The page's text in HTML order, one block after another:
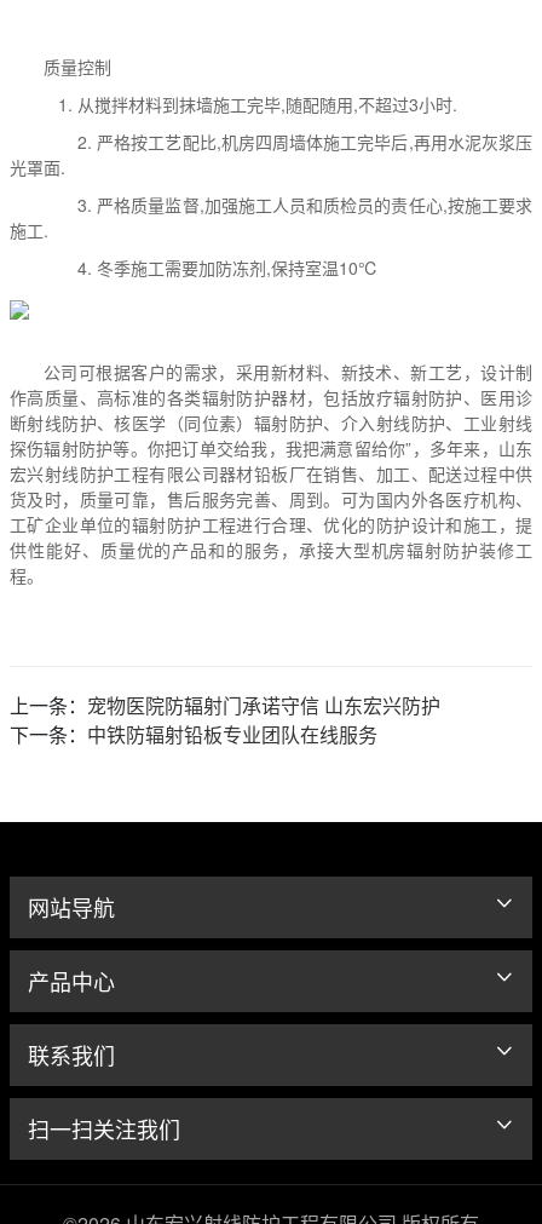
质量控制
1. 从搅拌材料到抹墙施工完毕,随配随用,不超过3小时.
2. 严格按工艺配比,机房四周墙体施工完毕后,再用水泥灰浆压
光罩面.
3. 严格质量监督,加强施工人员和质检员的责任心,按施工要求
施工.
4. 冬季施工需要加防冻剂,保持室温10℃
公司可根据客户的需求，采用新材料、新技术、新工艺，设计制
作高质量、高标准的各类辐射防护器材，包括放疗辐射防护、医用诊
断射线防护、核医学（同位素）辐射防护、介入射线防护、工业射线
探伤辐射防护等。你把订单交给我，我把满意留给你”，多年来，山东
宏兴射线防护工程有限公司器材铅板厂在销售、加工、配送过程中供
货及时，质量可靠，售后服务完善、周到。可为国内外各医疗机构、
工矿企业单位的辐射防护工程进行合理、优化的防护设计和施工，提
供性能好、质量优的产品和的服务，承接大型机房辐射防护装修工
程。
上一条： 宠物医院防辐射门承诺守信 山东宏兴防护
下一条： 中铁防辐射铅板专业团队在线服务
网站导航
产品中心
联系我们
扫一扫关注我们